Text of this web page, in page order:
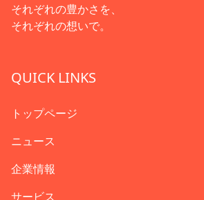
それぞれの豊かさを、
それぞれの想いで。
QUICK LINKS
トップページ
ニュース
企業情報
サービス